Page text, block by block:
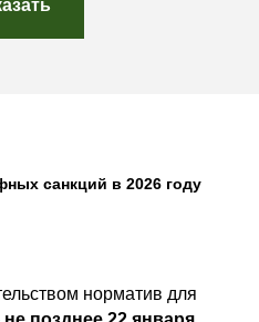
санкций в 2026 году
норматив для